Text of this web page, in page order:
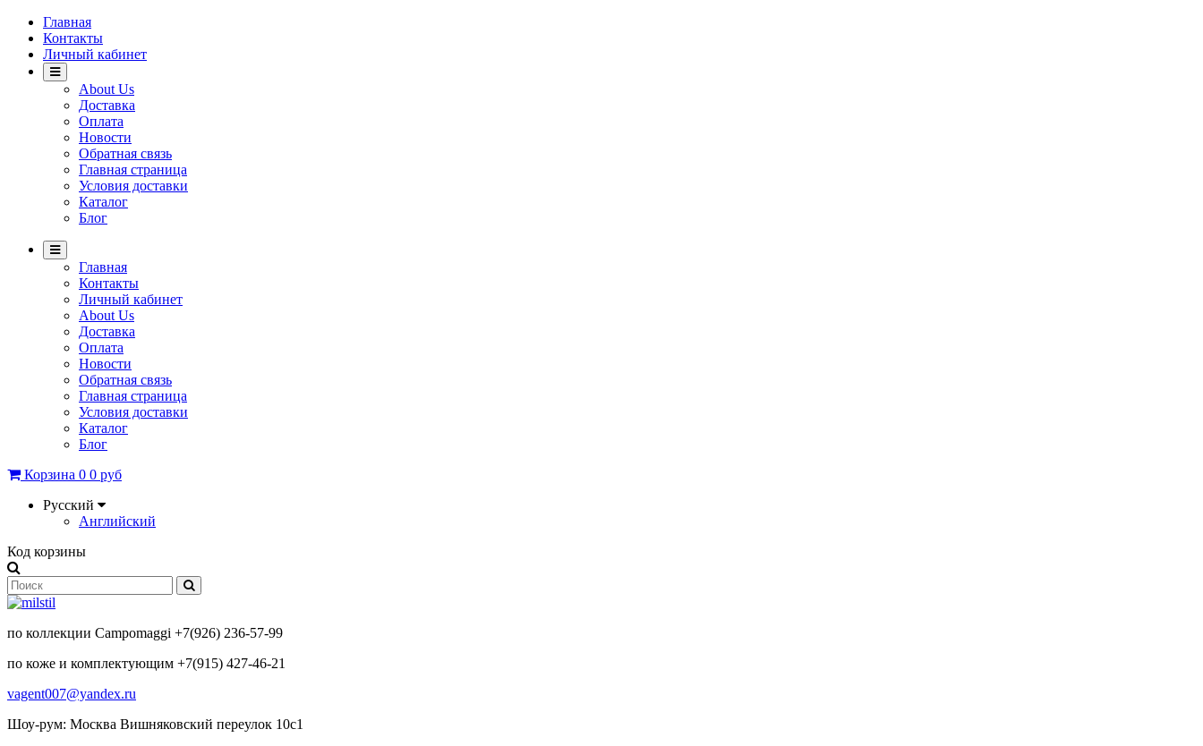
Главная
Контакты
Личный кабинет
About Us
Доставка
Оплата
Новости
Обратная связь
Главная страница
Условия доставки
Каталог
Блог
Главная
Контакты
Личный кабинет
About Us
Доставка
Оплата
Новости
Обратная связь
Главная страница
Условия доставки
Каталог
Блог
Корзина 0 0 руб
Русский
Английский
Код корзины
по коллекции Campomaggi +7(926) 236-57-99
по коже и комплектующим +7(915) 427-46-21
vagent007@yandex.ru
Шоу-рум: Москва Вишняковский переулок 10с1